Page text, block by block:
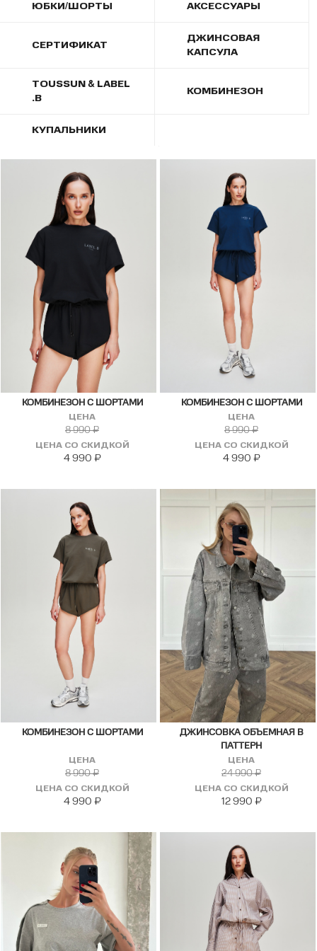
ЮБКИ/ШОРТЫ АКСЕССУАРЫ
СЕРТИФИКАТ
ДЖИНСОВАЯ
КАПСУЛА
TOUSSUN & LABEL
.B
КОМБИНЕЗОН
КУПАЛЬНИКИ
КОМБИНЕЗОН С ШОРТАМИ
ЦЕНА
8 990₽
ЦЕНА СО СКИДКОЙ
4 990 ₽
КОМБИНЕЗОН С ШОРТАМИ
ЦЕНА
8 990₽
ЦЕНА СО СКИДКОЙ
4 990 ₽
КОМБИНЕЗОН С ШОРТАМИ
ЦЕНА
8 990₽
ЦЕНА СО СКИДКОЙ
4 990 ₽
ДЖИНСОВКА ОБЪЕМНАЯ В
ПАТТЕРН
ЦЕНА
24 990₽
ЦЕНА СО СКИДКОЙ
12 990 ₽